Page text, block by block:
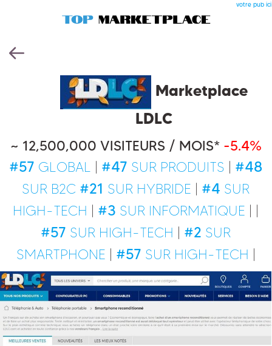
votre pub ici
Marketplace
LDLC
~ 12,500,000 VISITEURS / MOIS* -5.4%
#57 GLOBAL | #47 SUR PRODUITS | #48
SUR B2C #21 SUR HYBRIDE | #4 SUR
HIGH-TECH | #3 SUR INFORMATIQUE | |
#57 SUR HIGH-TECH | #2 SUR
SMARTPHONE | #57 SUR HIGH-TECH |